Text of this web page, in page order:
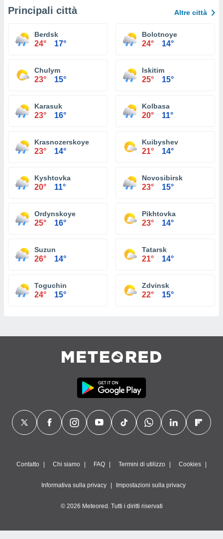
Principali città Altre città
Berdsk
24° 17°
Bolotnoye
24° 14°
Chulym
23° 15°
Iskitim
25° 15°
Karasuk
23° 16°
Kolbasa
20° 11°
Krasnozerskoye
23° 14°
Kuibyshev
21° 14°
Kyshtovka
20° 11°
Novosibirsk
23° 15°
Ordynskoye
25° 16°
Pikhtovka
23° 14°
Suzun
26° 14°
Tatarsk
21° 14°
Toguchin
24° 15°
Zdvinsk
22° 15°
Contatto Chi siamo FAQ Termini di utilizzo Cookies
Informativa sulla privacy Impostazioni sulla privacy
© 2026 Meteored. Tutti i diritti riservati